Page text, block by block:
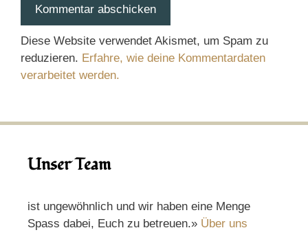
Diese Website verwendet Akismet, um Spam zu
reduzieren. Erfahre, wie deine Kommentardaten
verarbeitet werden.
Unser Team
ist ungewöhnlich und wir haben eine Menge
Spass dabei, Euch zu betreuen.» Über uns